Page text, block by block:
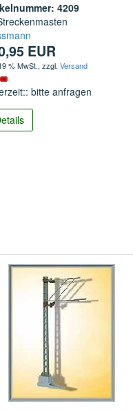
4209
EUR
% MwSt., zzgl.Versand
bitte anfragen